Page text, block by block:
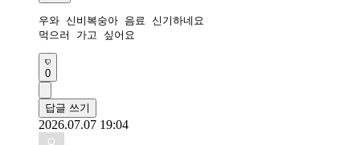
우와 신비복숭아 음료 신기하네요
먹으러 가고 싶어요
0
답글 쓰기
2026.07.07 19:04